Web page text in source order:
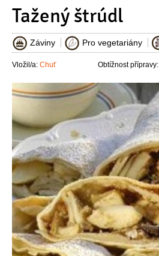
Tažený štrúdl
Záviny Pro vegetariány
Vložil/a: Chuť Obtížnost přípravy: